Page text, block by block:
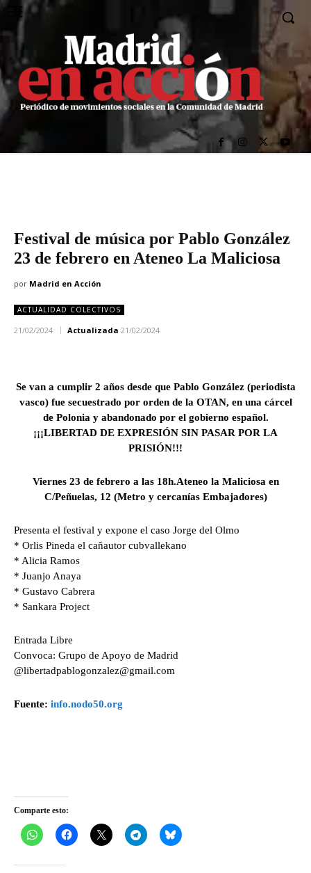
Festival de música por Pablo González
23 de febrero en Ateneo La Maliciosa
por Madrid en Acción
ACTUALIDAD COLECTIVOS
21/02/2024 Actualizada 21/02/2024
Se van a cumplir 2 años desde que Pablo González (periodista
vasco) fue secuestrado por orden de la OTAN, en una cárcel
de Polonia y abandonado por el gobierno español.
¡¡¡LIBERTAD DE EXPRESIÓN SIN PASAR POR LA
PRISIÓN!!!
Viernes 23 de febrero a las 18h.Ateneo la Maliciosa en
C/Peñuelas, 12 (Metro y cercanías Embajadores)
Presenta el festival y expone el caso Jorge del Olmo
* Orlis Pineda el cañautor cubvallekano
* Alicia Ramos
* Juanjo Anaya
* Gustavo Cabrera
* Sankara Project
Entrada Libre
Convoca: Grupo de Apoyo de Madrid
@libertadpablogonzalez@gmail.com
Fuente: info.nodo50.org
Comparte esto: